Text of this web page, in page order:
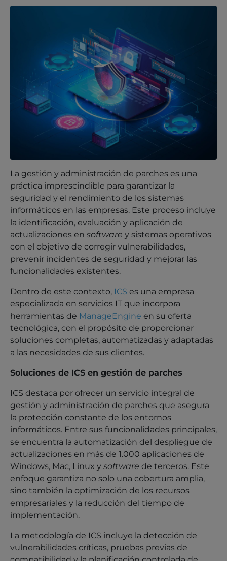
La gestión y administración de parches es una
práctica imprescindible para garantizar la
seguridad y el rendimiento de los sistemas
informáticos en las empresas. Este proceso incluye
la identificación, evaluación y aplicación de
actualizaciones en software y sistemas operativos
con el objetivo de corregir vulnerabilidades,
prevenir incidentes de seguridad y mejorar las
funcionalidades existentes.
Dentro de este contexto, ICS es una empresa
especializada en servicios IT que incorpora
herramientas de ManageEngine en su oferta
tecnológica, con el propósito de proporcionar
soluciones completas, automatizadas y adaptadas
a las necesidades de sus clientes.
Soluciones de ICS en gestión de parches
ICS destaca por ofrecer un servicio integral de
gestión y administración de parches que asegura
la protección constante de los entornos
informáticos. Entre sus funcionalidades principales,
se encuentra la automatización del despliegue de
actualizaciones en más de 1.000 aplicaciones de
Windows, Mac, Linux y software de terceros. Este
enfoque garantiza no solo una cobertura amplia,
sino también la optimización de los recursos
empresariales y la reducción del tiempo de
implementación.
La metodología de ICS incluye la detección de
vulnerabilidades críticas, pruebas previas de